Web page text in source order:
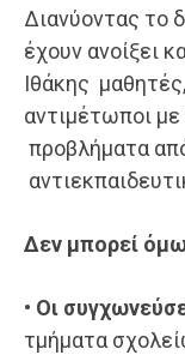
Διανύοντας το
έχουν ανοίξει
Ιθάκης
αντιμέτωποι
προβλήματα
Δεν μπορεί
• Οι
τμήματα